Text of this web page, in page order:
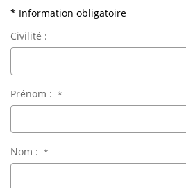
CONTACT
* Information obligatoire
Civilité :
Prénom : *
Nom : *